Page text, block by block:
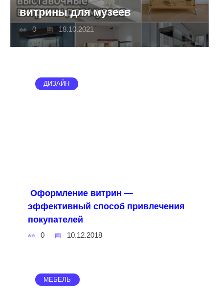
витрины для музеев
0 18.10.2021
ДИЗАЙН
Оформление витрин —
эффективный способ привлечения
покупателей
0 10.12.2018
МЕБЕЛЬ